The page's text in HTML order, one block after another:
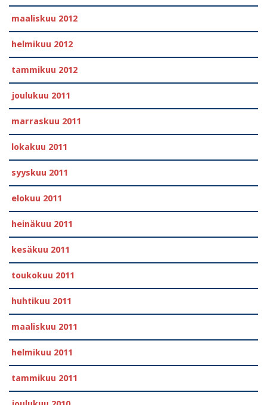
maaliskuu 2012
helmikuu 2012
tammikuu 2012
joulukuu 2011
marraskuu 2011
lokakuu 2011
syyskuu 2011
elokuu 2011
heinäkuu 2011
kesäkuu 2011
toukokuu 2011
huhtikuu 2011
maaliskuu 2011
helmikuu 2011
tammikuu 2011